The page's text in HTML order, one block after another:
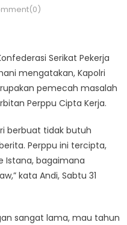
Serikat Pekerja
mengatakan, Kapolri
pemecah masalah
Perppu Cipta Kerja.
berbuat tidak butuh
Perppu ini tercipta,
Istana, bagaimana
kata Andi, Sabtu 31
sangat lama, mau tahun